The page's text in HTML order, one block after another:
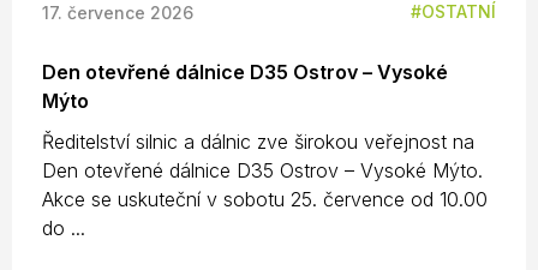
17. července 2026 OSTATNÍ
Den otevřené dálnice D35 Ostrov – Vysoké
Mýto
Ředitelství silnic a dálnic zve širokou veřejnost na
Den otevřené dálnice D35 Ostrov – Vysoké Mýto.
Akce se uskuteční v sobotu 25. července od 10.00
do ...